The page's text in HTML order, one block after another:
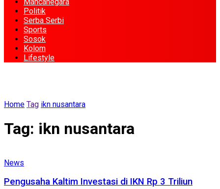
Politik
Serba Serbi
Sports
Sosok
Kolom
Lifestyle
Home Tag ikn nusantara
Tag: ikn nusantara
News
Pengusaha Kaltim Investasi di IKN Rp 3 Triliun